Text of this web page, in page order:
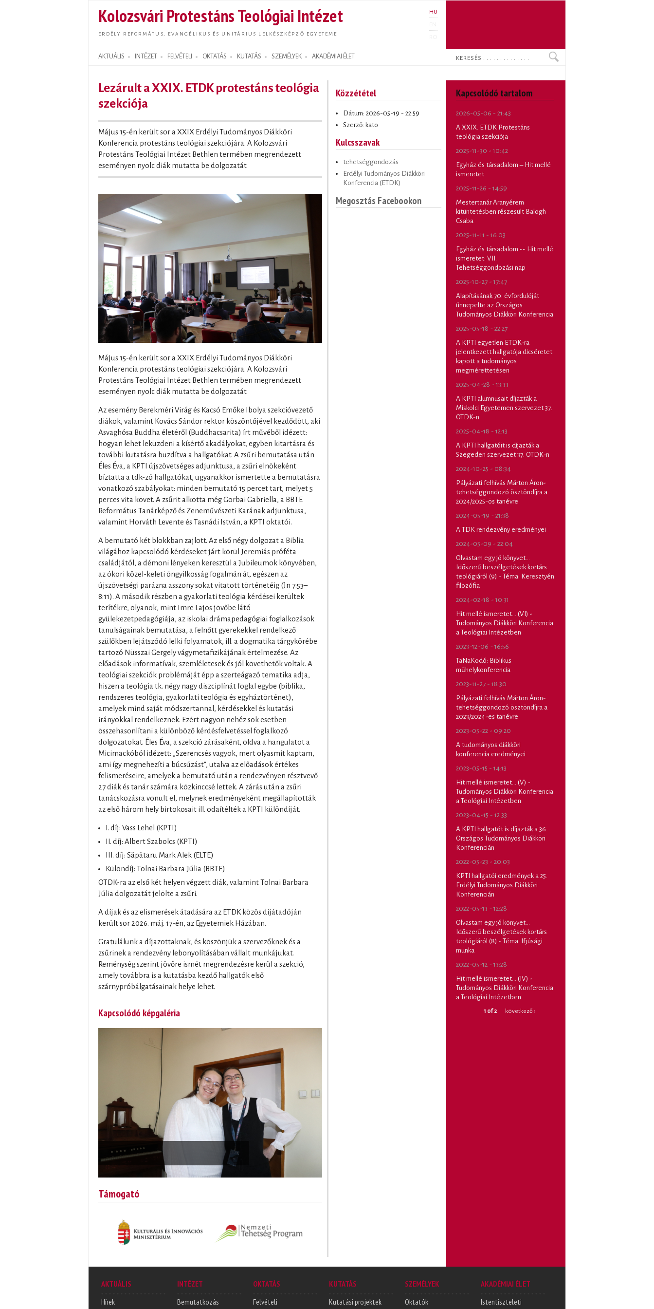
tartalomra
Kolozsvári Protestáns Teológiai Intézet
ERDÉLY REFORMÁTUS, EVANGÉLIKUS ÉS UNITÁRIUS LELKÉSZKÉPZŐ EGYETEME
HU
AKTUÁLIS INTÉZET FELVÉTELI OKTATÁS KUTATÁS SZEMÉLYEK AKADÉMIAI ÉLET
Search form
Keresés
Lezárult a XXIX. ETDK protestáns teológia
szekciója
Május 15-én került sor a XXIX Erdélyi Tudományos Diákköri
Konferencia protestáns teológiai szekciójára. A Kolozsvári
Protestáns Teológiai Intézet Bethlen termében megrendezett
eseményen nyolc diák mutatta be dolgozatát.
Május 15-én került sor a XXIX Erdélyi Tudományos Diákköri
Konferencia protestáns teológiai szekciójára. A Kolozsvári
Protestáns Teológiai Intézet Bethlen termében megrendezett
eseményen nyolc diák mutatta be dolgozatát.
Az esemény Berekméri Virág és Kacsó Emőke Ibolya szekcióvezető
diákok, valamint Kovács Sándor rektor köszöntőjével kezdődött, aki
Asvaghósa Buddha életéről (Buddhacsarita) írt művéből idézett:
hogyan lehet leküzdeni a kísértő akadályokat, egyben kitartásra és
további kutatásra buzdítva a hallgatókat. A zsűri bemutatása után
Éles Éva, a KPTI újszövetséges adjunktusa, a zsűri elnökeként
bíztatta a tdk-zó hallgatókat, ugyanakkor ismertette a bemutatásra
vonatkozó szabályokat: minden bemutató 15 percet tart, melyet 5
perces vita követ. A zsűrit alkotta még Gorbai Gabriella, a BBTE
Református Tanárképző és Zeneművészeti Karának adjunktusa,
valamint Horváth Levente és Tasnádi István, a KPTI oktatói.
A bemutató két blokkban zajlott. Az első négy dolgozat a Biblia
világához kapcsolódó kérdéseket járt körül Jeremiás próféta
családjától, a démoni lényeken keresztül a Jubileumok könyvében,
az ókori közel-keleti öngyilkosság fogalmán át, egészen az
újszövetségi parázna asszony sokat vitatott történetéig (Jn 7:53–
8:11). A második részben a gyakorlati teológia kérdései kerültek
terítékre, olyanok, mint Imre Lajos jövőbe látó
gyülekezetpedagógiája, az iskolai drámapedagógiai foglalkozások
tanulságainak bemutatása, a felnőtt gyerekekkel rendelkező
szülőkben lejátszódó lelki folyamatok, ill. a dogmatika tárgykörébe
tartozó Nüsszai Gergely vágymetafizikájának értelmezése. Az
előadások informatívak, szemléletesek és jól követhetők voltak. A
teológiai szekciók problémáját épp a szerteágazó tematika adja,
hiszen a teológia tk. négy nagy diszciplínát foglal egybe (biblika,
rendszeres teológia, gyakorlati teológia és egyháztörténet),
amelyek mind saját módszertannal, kérdésekkel és kutatási
irányokkal rendelkeznek. Ezért nagyon nehéz sok esetben
összehasonlítani a különböző kérdésfelvetéssel foglalkozó
dolgozatokat. Éles Éva, a szekció zárásaként, oldva a hangulatot a
Micimackóból idézett: „Szerencsés vagyok, mert olyasmit kaptam,
ami így megnehezíti a búcsúzást”, utalva az előadások értékes
felismeréseire, amelyek a bemutató után a rendezvényen résztvevő
27 diák és tanár számára közkinccsé lettek. A zárás után a zsűri
tanácskozásra vonult el, melynek eredményeként megállapították
az első három hely birtokosait ill. odaítélték a KPTI különdíját.
I. díj: Vass Lehel (KPTI)
II. díj: Albert Szabolcs (KPTI)
III. díj: Săpătaru Mark Alek (ELTE)
Különdíj: Tolnai Barbara Júlia (BBTE)
OTDK-ra az első két helyen végzett diák, valamint Tolnai Barbara
Júlia dolgozatát jelölte a zsűri.
A díjak és az elismerések átadására az ETDK közös díjátadóján
került sor 2026. máj. 17-én, az Egyetemiek Házában.
Gratulálunk a díjazottaknak, és köszönjük a szervezőknek és a
zsűrinek a rendezvény lebonyolításában vállalt munkájukat.
Reménység szerint jövőre ismét megrendezésre kerül a szekció,
amely továbbra is a kutatásba kezdő hallgatók első
szárnypróbálgatásainak helye lehet.
Kapcsolódó képgaléria
Támogató
Közzététel
Dátum: 2026-05-19 - 22:59
Szerző: kato
Kulcsszavak
tehetséggondozás
Erdélyi Tudományos Diákköri
Konferencia (ETDK)
Megosztás Facebookon
Kapcsolódó tartalom
2026-05-06 - 21:43
A XXIX. ETDK Protestáns
teológia szekciója
2025-11-30 - 10:42
Egyház és társadalom – Hit mellé
ismeretet
2025-11-26 - 14:59
Mestertanár Aranyérem
kitüntetésben részesült Balogh
Csaba
2025-11-11 - 16:03
Egyház és társadalom -- Hit mellé
ismeretet: VII.
Tehetséggondozási nap
2025-10-27 - 17:47
Alapításának 70. évfordulóját
ünnepelte az Országos
Tudományos Diákköri Konferencia
2025-05-18 - 22:27
A KPTI egyetlen ETDK-ra
jelentkezett hallgatója dicséretet
kapott a tudományos
megmérettetésen
2025-04-28 - 13:33
A KPTI alumnusait díjazták a
Miskolci Egyetemen szervezet 37.
OTDK-n
2025-04-18 - 12:13
A KPTI hallgatóit is díjazták a
Szegeden szervezet 37. OTDK-n
2024-10-25 - 08:34
Pályázati felhívás Márton Áron-
tehetséggondozó ösztöndíjra a
2024/2025-ös tanévre
2024-05-19 - 21:38
A TDK rendezvény eredményei
2024-05-09 - 22:04
Olvastam egy jó könyvet...
Időszerű beszélgetések kortárs
teológiáról (9) - Téma: Keresztyén
filozófia
2024-02-18 - 10:31
Hit mellé ismeretet... (VI) -
Tudományos Diákköri Konferencia
a Teológiai Intézetben
2023-12-06 - 16:56
TaNaKodó: Biblikus
műhelykonferencia
2023-11-27 - 18:30
Pályázati felhívás Márton Áron-
tehetséggondozó ösztöndíjra a
2023/2024-es tanévre
2023-05-22 - 09:20
A tudományos diákköri
konferencia eredményei
2023-05-15 - 14:13
Hit mellé ismeretet... (V) -
Tudományos Diákköri Konferencia
a Teológiai Intézetben
2023-04-15 - 12:33
A KPTI hallgatót is díjazták a 36.
Országos Tudományos Diákköri
Konferencián
2022-05-23 - 20:03
KPTI hallgatói eredmények a 25.
Erdélyi Tudományos Diákköri
Konferencián
2022-05-13 - 12:28
Olvastam egy jó könyvet...
Időszerű beszélgetések kortárs
teológiáról (8) - Téma: Ifjúsági
munka
2022-05-12 - 13:28
Hit mellé ismeretet... (IV) -
Tudományos Diákköri Konferencia
a Teológiai Intézetben
1 of 2 következő ›
AKTUÁLIS
Hírek
INTÉZET
Bemutatkozás
OKTATÁS
Felvételi
KUTATÁS
Kutatási projektek
SZEMÉLYEK
Oktatók
AKADÉMIAI ÉLET
Istentiszteleti